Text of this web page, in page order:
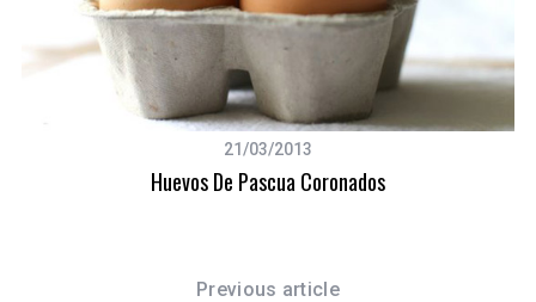
21/03/2013
Huevos De Pascua Coronados
Previous article
c
h